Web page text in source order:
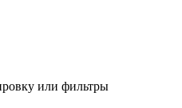
или фильтры